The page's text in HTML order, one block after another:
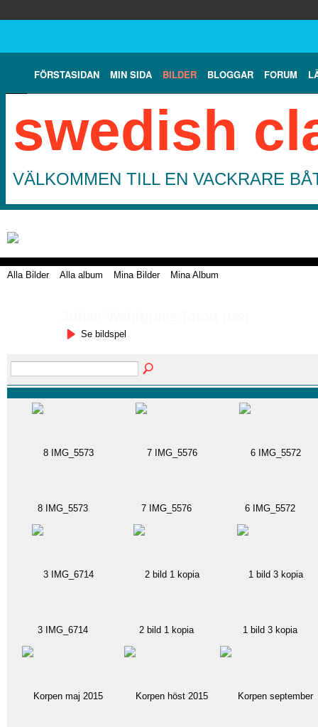
FÖRSTASIDAN MIN SIDA BILDER BLOGGAR FORUM
swedish
VÄLKOMMEN TILL EN VACKRARE
Alla Bilder Alla album Mina Bilder Mina Album
Se bildspel
8 IMG_5573 7 IMG_5576 6 IMG_5572
3 IMG_6714 2 bild 1 kopia 1 bild 3 kopia